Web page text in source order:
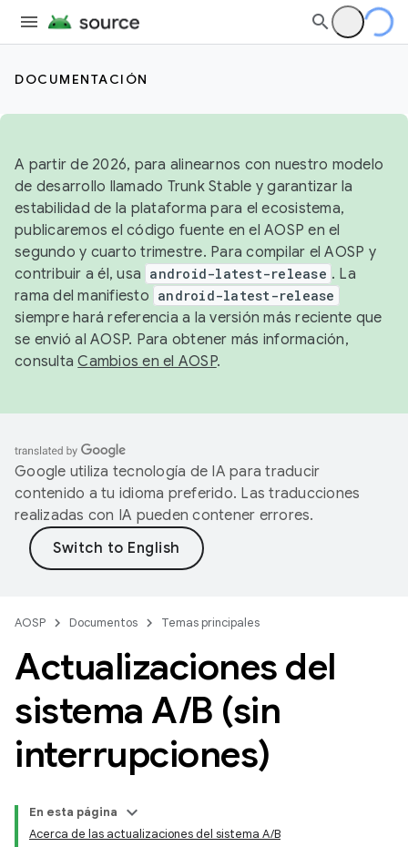
DOCUMENTACIÓN
A partir de 2026, para alinearnos con nuestro modelo
de desarrollo llamado Trunk Stable y garantizar la
estabilidad de la plataforma para el ecosistema,
publicaremos el código fuente en el AOSP en el
segundo y cuarto trimestre. Para compilar el AOSP y
contribuir a él, usa android-latest-release . La
rama del manifiesto android-latest-release
siempre hará referencia a la versión más reciente que
se envió al AOSP. Para obtener más información,
consultaCambios en el AOSP.
Google utiliza tecnología de IA para traducir
contenido a tu idioma preferido. Las traducciones
realizadas con IA pueden contener errores.
AOSP Documentos Temas principales
Actualizaciones del
sistema A/B (sin
interrupciones)
En esta página
Acerca de las actualizaciones del sistema A/B